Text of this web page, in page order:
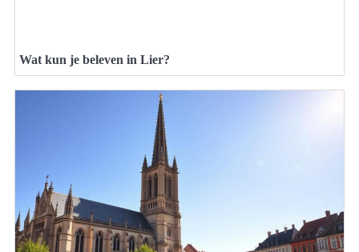
Wat kun je beleven in Lier?